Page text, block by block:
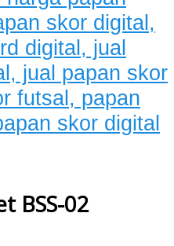
BSS-02